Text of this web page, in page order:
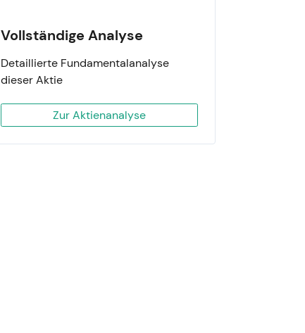
Vollständige Analyse
Detaillierte Fundamentalanalyse
dieser Aktie
Zur Aktienanalyse